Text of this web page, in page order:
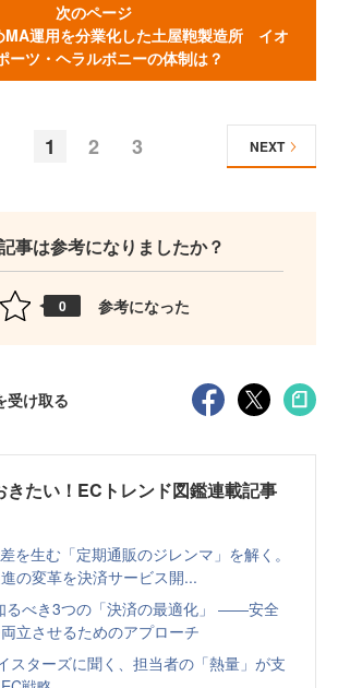
次のページ
MA運用を分業化した土屋鞄製造所 イオ
ーツ・ヘラルボニーの体制は？
1 2 3 NEXT
事は参考になりましたか？
0 参考になった
受け取る
きたい！ECトレンド図鑑連載記事
を生む「定期通販のジレンマ」を解く。
の変革を決済サービス開...
るべき3つの「決済の最適化」 ――安全
立させるためのアプローチ
スターズに聞く、担当者の「熱量」が支